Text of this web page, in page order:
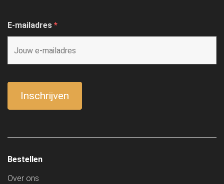
E-mailadres *
Bestellen
Over ons